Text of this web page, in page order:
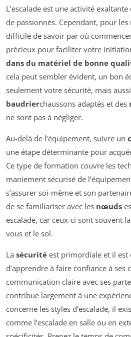
L’escalade est une activité
de passionnés. Cependant, pour
difficile de savoir par où
précieux pour faciliter votre
dans du matériel de bonne
cela peut sembler évident, un bon
seulement votre sécurité, mais
baudrierchaussons adaptés et des
ne sont pas à négliger.
Au-delà de l’équipement, suivre un
une étape déterminante pour
Ce type de formation couvre les
maniement sécurisé de
s’assurer soi-même et son
de se familiariser avec les nœuds
escalade, car ceux-ci sont souvent
vous et le sol.
La sécurité est primordiale et il est
d’apprendre à faire confiance à ses
communication claire avec ses
contribue largement à une
concerne les styles d’escalade, il
comme l’escalade en salle ou en